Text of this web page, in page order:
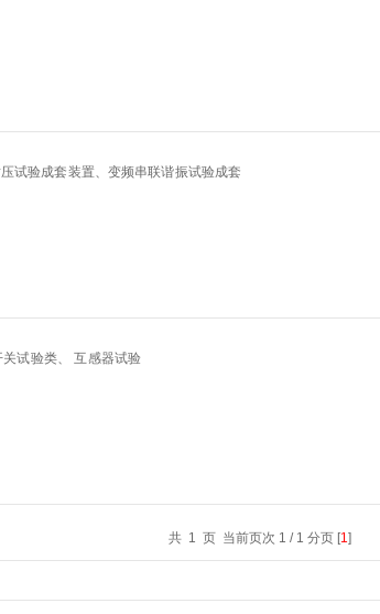
试验成套装置、变频串联谐振试验成套
试验类、 互感器试验
共 1 页 当前页次 1 / 1 分页 [1]